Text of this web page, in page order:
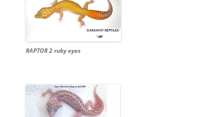
RAPTOR 2 ruby eyes